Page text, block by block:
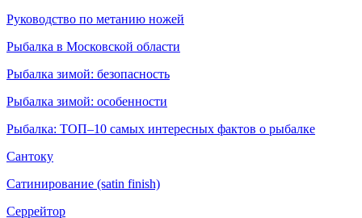
Руководство по метанию ножей
Рыбалка в Московской области
Рыбалка зимой: безопасность
Рыбалка зимой: особенности
Рыбалка: ТОП–10 самых интересных фактов о рыбалке
Сантоку
Сатинирование (satin finish)
Серрейтор